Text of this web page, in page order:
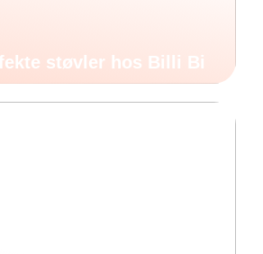
støvler hos Billi Bi